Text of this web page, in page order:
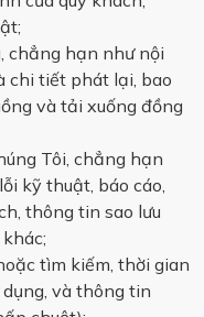
chẳng hạn như nội
chi tiết phát lại, bao
và tải xuống đồng
Tôi, chẳng hạn
kỹ thuật, báo cáo,
thông tin sao lưu
tìm kiếm, thời gian
và thông tin